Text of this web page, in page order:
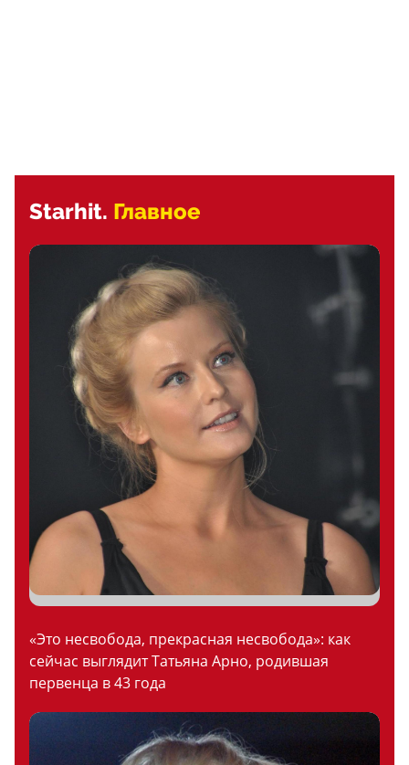
Starhit. Главное
«Это несвобода, прекрасная несвобода»: как
сейчас выглядит Татьяна Арно, родившая
первенца в 43 года